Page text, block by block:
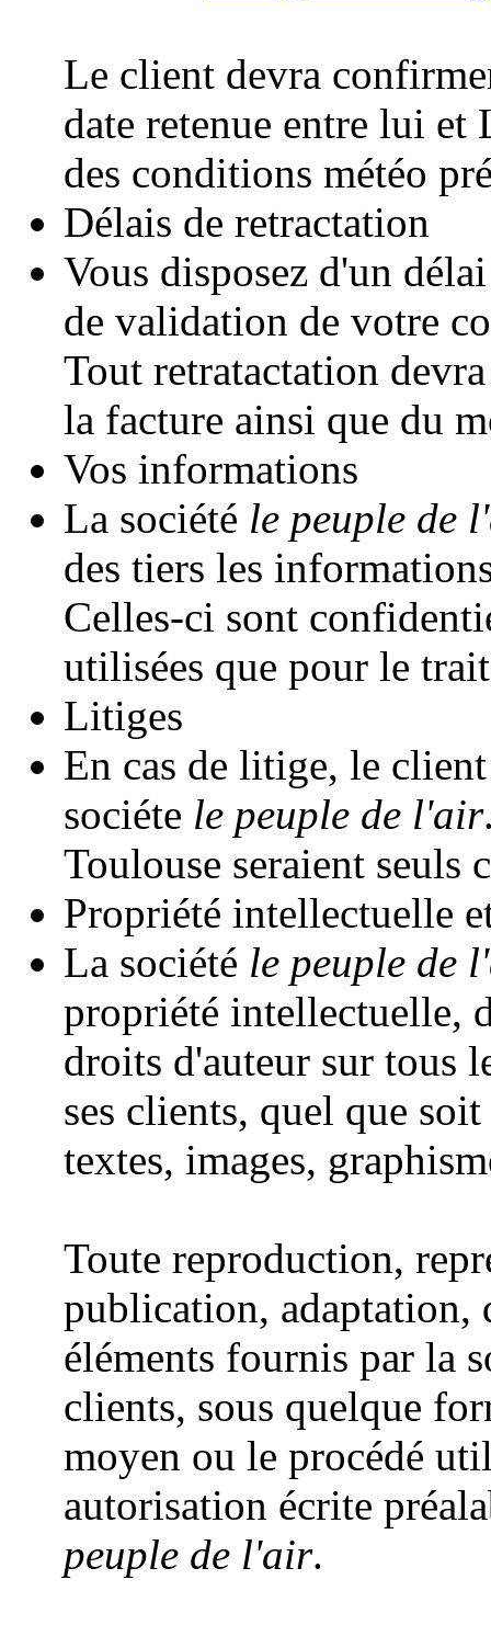
Le client devra
date retenue entre lui
des conditions météo
Délais de retractation
Vous disposez d'un
de validation de votre
Tout retratactation
la facture ainsi que du
Vos informations
La société le peuple de
des tiers les
Celles-ci sont
utilisées que pour le
Litiges
En cas de litige, le
sociéte le peuple de l'air
Toulouse seraient seuls
Propriété intellectuelle
La société le peuple de
propriété intellectuelle,
droits d'auteur sur tous
ses clients, quel que
textes, images,
Toute reproduction,
publication, adaptation,
éléments fournis par la
clients, sous quelque
moyen ou le procédé
autorisation écrite
peuple de l'air.